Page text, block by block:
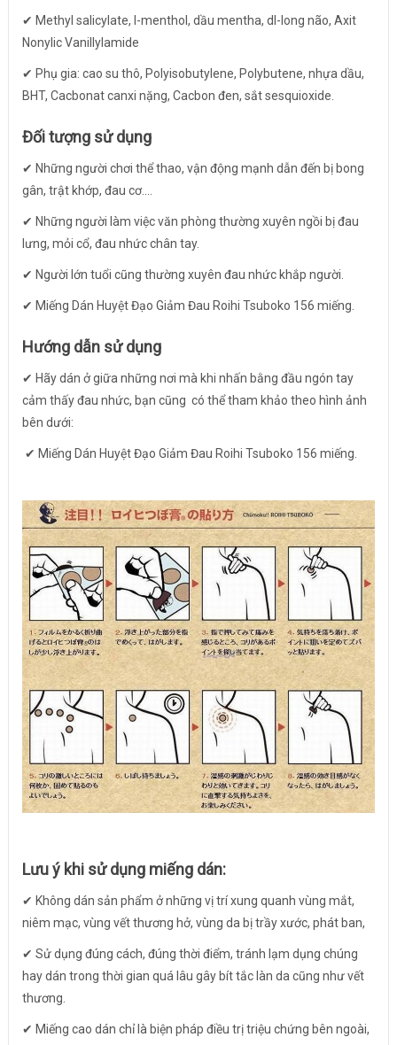
✔ Methyl salicylate, I-menthol, dầu mentha, dl-long não, Axit
Nonylic Vanillylamide
✔ Phụ gia: cao su thô, Polyisobutylene, Polybutene, nhựa dầu,
BHT, Cacbonat canxi nặng, Cacbon đen, sắt sesquioxide.
Đối tượng sử dụng
✔ Những người chơi thể thao, vận động mạnh dẫn đến bị bong
gân, trật khớp, đau cơ....
✔ Những người làm việc văn phòng thường xuyên ngồi bị đau
lưng, mỏi cổ, đau nhức chân tay.
✔ Người lớn tuổi cũng thường xuyên đau nhức khắp người.
✔ Miếng Dán Huyệt Đạo Giảm Đau Roihi Tsuboko 156 miếng.
Hướng dẫn sử dụng
✔ Hãy dán ở giữa những nơi mà khi nhấn bằng đầu ngón tay
cảm thấy đau nhức, bạn cũng có thể tham khảo theo hình ảnh
bên dưới:
✔ Miếng Dán Huyệt Đạo Giảm Đau Roihi Tsuboko 156 miếng.
Lưu ý khi sử dụng miếng dán:
✔ Không dán sản phẩm ở những vị trí xung quanh vùng mắt,
niêm mạc, vùng vết thương hở, vùng da bị trầy xước, phát ban,
✔ Sử dụng đúng cách, đúng thời điểm, tránh lạm dụng chúng
hay dán trong thời gian quá lâu gây bít tắc làn da cũng như vết
thương.
✔ Miếng cao dán chỉ là biện pháp điều trị triệu chứng bên ngoài,